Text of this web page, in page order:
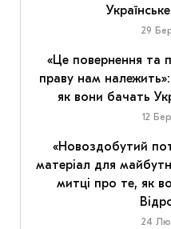
29
«Це повернення та
праву нам належить»:
як вони бачать
12
«Новоздобутий
матеріал для
митці про те, як
24